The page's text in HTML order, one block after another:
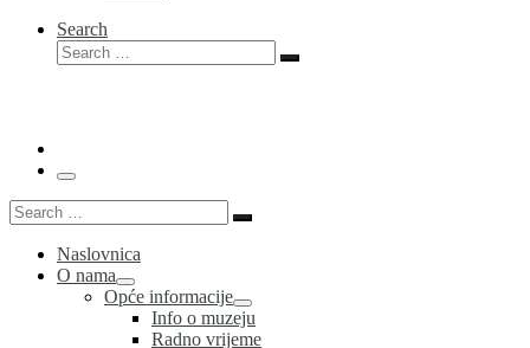
Search
Search
Search
Menu
Search
Search
Naslovnica
O nama
Opće informacije
Info o muzeju
Radno vrijeme